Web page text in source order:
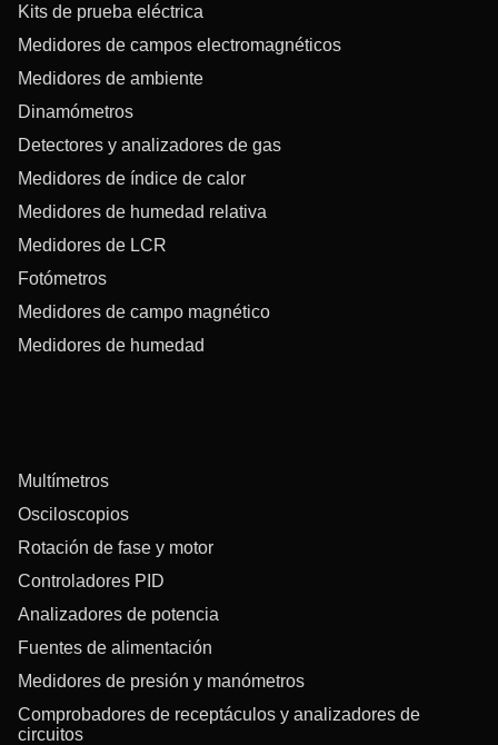
Kits de prueba eléctrica
Medidores de campos electromagnéticos
Medidores de ambiente
Dinamómetros
Detectores y analizadores de gas
Medidores de índice de calor
Medidores de humedad relativa
Medidores de LCR
Fotómetros
Medidores de campo magnético
Medidores de humedad
Multímetros
Osciloscopios
Rotación de fase y motor
Controladores PID
Analizadores de potencia
Fuentes de alimentación
Medidores de presión y manómetros
Comprobadores de receptáculos y analizadores de
circuitos